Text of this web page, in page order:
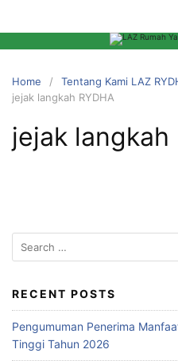
Home
Tentang Kami LAZ
jejak langkah RYDHA
jejak langkah
RECENT POSTS
Pengumuman Penerima
Tinggi Tahun 2026